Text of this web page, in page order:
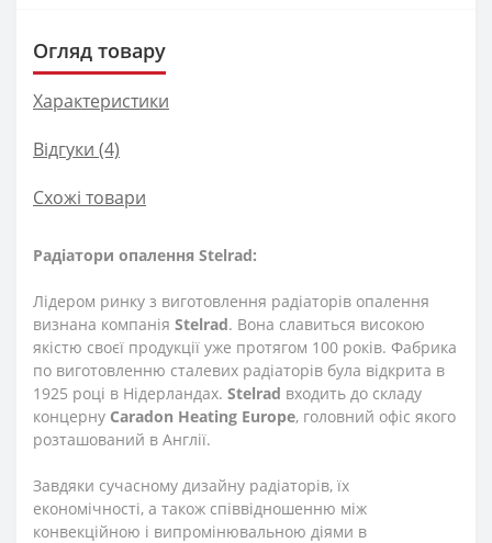
Огляд товару
Характеристики
Відгуки (4)
Схожі товари
Радіатори опалення Stelrad:
Лідером ринку з виготовлення радіаторів опалення
визнана компанія Stelrad. Вона славиться високою
якістю своєї продукції уже протягом 100 років. Фабрика
по виготовленню сталевих радіаторів була відкрита в
1925 році в Нідерландах. Stelrad входить до складу
концерну Caradon Heating Europe, головний офіс якого
розташований в Англії.
Завдяки сучасному дизайну радіаторів, їх
економічності, а також співвідношенню між
конвекційною і випромінювальною діями в